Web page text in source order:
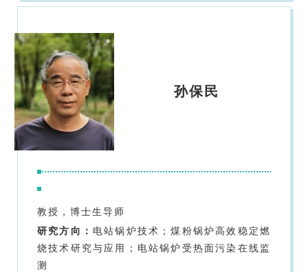
孙保民
教授，博士生导师
研究方向： 电站锅炉技术；煤粉锅炉高效稳定燃
烧技术研究与应用；电站锅炉受热面污染在线监
测